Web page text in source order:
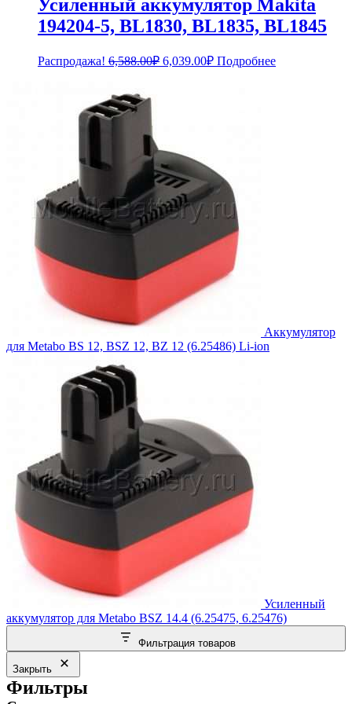
Усиленный аккумулятор Makita
194204-5, BL1830, BL1835, BL1845
Распродажа! 6,588.00₽ Первоначальная
6,039.00₽Текущая
Подробнее
Аккумулятор
для Metabo BS 12, BSZ 12, BZ 12 (6.25486) Li-ion
Усиленный
аккумулятор для Metabo BSZ 14.4 (6.25475, 6.25476)
Фильтрация товаров
Закрыть
Фильтры